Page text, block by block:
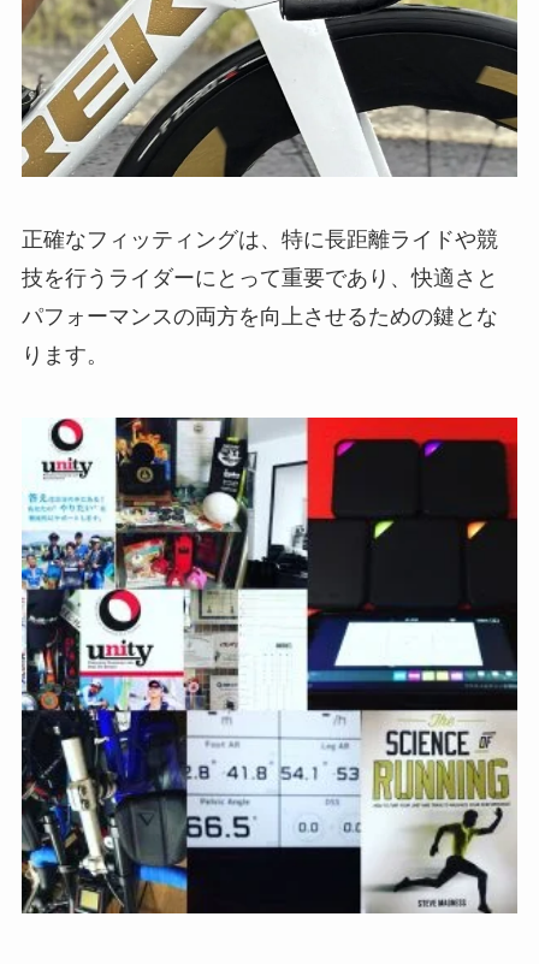
正確なフィッティングは、特に長距離ライドや競
技を行うライダーにとって重要であり、快適さと
パフォーマンスの両方を向上させるための鍵とな
ります。